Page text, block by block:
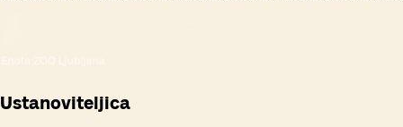
Ustanoviteljica